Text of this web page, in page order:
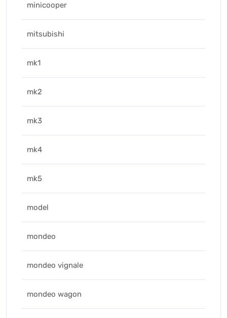
minicooper
mitsubishi
mk1
mk2
mk3
mk4
mk5
model
mondeo
mondeo vignale
mondeo wagon